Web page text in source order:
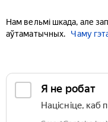
Нам вельмі шкада, але
аўтаматычных.
Чаму
Я не робат
Націсніце, каб